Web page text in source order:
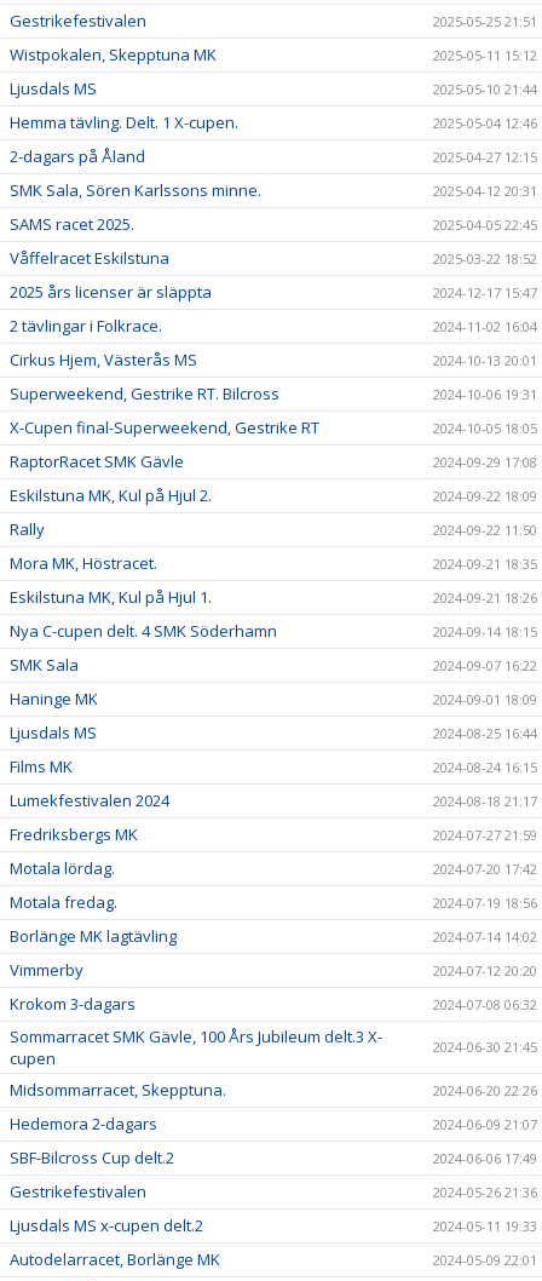
Gestrikefestivalen 2025-05-25 21:51
Wistpokalen, Skepptuna MK 2025-05-11 15:12
Ljusdals MS 2025-05-10 21:44
Hemma tävling. Delt. 1 X-cupen. 2025-05-04 12:46
2-dagars på Åland 2025-04-27 12:15
SMK Sala, Sören Karlssons minne. 2025-04-12 20:31
SAMS racet 2025. 2025-04-05 22:45
Våffelracet Eskilstuna 2025-03-22 18:52
2025 års licenser är släppta 2024-12-17 15:47
2 tävlingar i Folkrace. 2024-11-02 16:04
Cirkus Hjem, Västerås MS 2024-10-13 20:01
Superweekend, Gestrike RT. Bilcross 2024-10-06 19:31
X-Cupen final-Superweekend, Gestrike RT 2024-10-05 18:05
RaptorRacet SMK Gävle 2024-09-29 17:08
Eskilstuna MK, Kul på Hjul 2. 2024-09-22 18:09
Rally 2024-09-22 11:50
Mora MK, Höstracet. 2024-09-21 18:35
Eskilstuna MK, Kul på Hjul 1. 2024-09-21 18:26
Nya C-cupen delt. 4 SMK Söderhamn 2024-09-14 18:15
SMK Sala 2024-09-07 16:22
Haninge MK 2024-09-01 18:09
Ljusdals MS 2024-08-25 16:44
Films MK 2024-08-24 16:15
Lumekfestivalen 2024 2024-08-18 21:17
Fredriksbergs MK 2024-07-27 21:59
Motala lördag. 2024-07-20 17:42
Motala fredag. 2024-07-19 18:56
Borlänge MK lagtävling 2024-07-14 14:02
Vimmerby 2024-07-12 20:20
Krokom 3-dagars 2024-07-08 06:32
Sommarracet SMK Gävle, 100 Års Jubileum delt.3 X-
cupen
2024-06-30 21:45
Midsommarracet, Skepptuna. 2024-06-20 22:26
Hedemora 2-dagars 2024-06-09 21:07
SBF-Bilcross Cup delt.2 2024-06-06 17:49
Gestrikefestivalen 2024-05-26 21:36
Ljusdals MS x-cupen delt.2 2024-05-11 19:33
Autodelarracet, Borlänge MK 2024-05-09 22:01